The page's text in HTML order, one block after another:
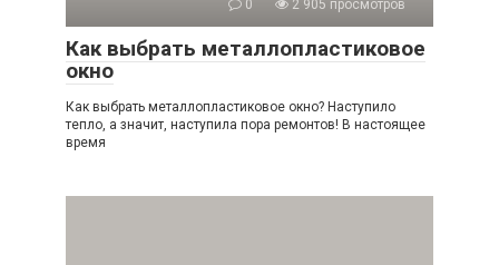
0
2 905 просмотров
Как выбрать металлопластиковое
окно
Как выбрать металлопластиковое окно? Наступило
тепло, а значит, наступила пора ремонтов! В настоящее
время